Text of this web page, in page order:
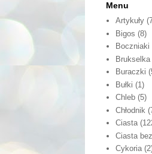
Menu
Artykuły
Bigos (8)
Boczniaki
Brukselka
Buraczki
Bułki (1)
Chleb (5)
Chłodnik
Ciasta
Ciasta
Cykoria